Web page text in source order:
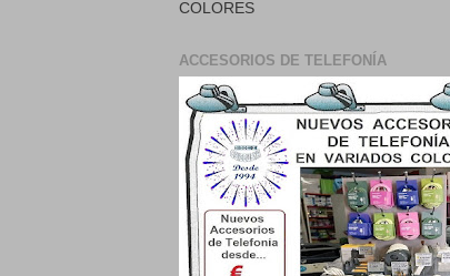
COLORES
ACCESORIOS DE TELEFONÍA